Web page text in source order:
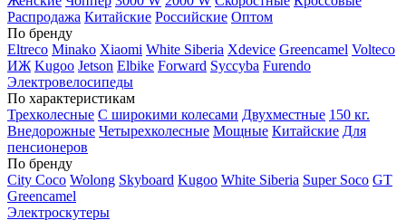
Распродажа Китайские Российские Оптом
По бренду
Eltreco Minako Xiaomi White Siberia Xdevice Greencamel Volteco
ИЖ Kugoo Jetson Elbike Forward Syccyba Furendo
Электровелосипеды
По характеристикам
Трехколесные С широкими колесами Двухместные 150 кг.
Внедорожные Четырехколесные Мощные Китайские Для
пенсионеров
По бренду
City Coco Wolong Skyboard Kugoo White Siberia Super Soco GT
Greencamel
Электроскутеры